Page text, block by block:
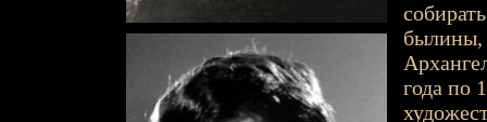
былины,
года по